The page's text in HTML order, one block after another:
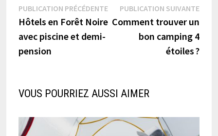
Navigation
de
l’article
PUBLICATION PRÉCÉDENTEPublication
précédente :
Hôtels en Forêt Noire
avec piscine et demi-
pension
PUBLICATION SUIVANTE
Comment trouver un
bon camping 4
étoiles ?
VOUS POURRIEZ AUSSI AIMER